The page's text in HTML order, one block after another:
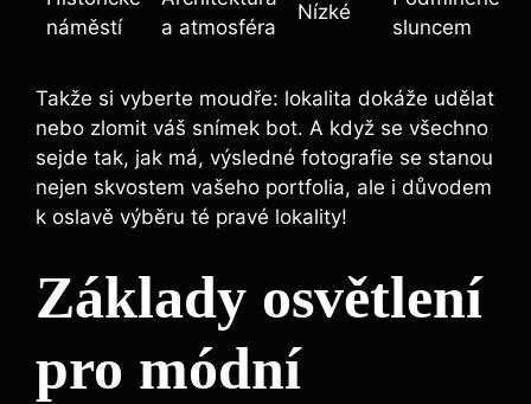
náměstí
a atmosféra
Nízké
sluncem
Takže si vyberte moudře: lokalita dokáže udělat
nebo zlomit váš snímek bot. A když se všechno
sejde tak, jak má, výsledné fotografie se stanou
nejen skvostem vašeho portfolia, ale i důvodem
k oslavě výběru té pravé lokality!
Základy osvětlení
pro módní